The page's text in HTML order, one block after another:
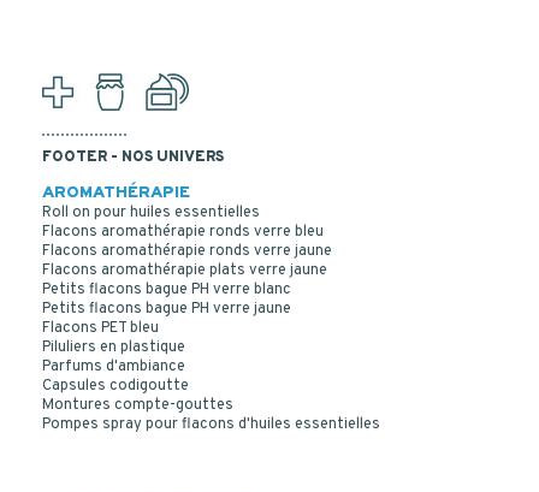
FOOTER - NOS UNIVERS
AROMATHÉRAPIE
Roll on pour huiles essentielles
Flacons aromathérapie ronds verre bleu
Flacons aromathérapie ronds verre jaune
Flacons aromathérapie plats verre jaune
Petits flacons bague PH verre blanc
Petits flacons bague PH verre jaune
Flacons PET bleu
Piluliers en plastique
Parfums d'ambiance
Capsules codigoutte
Montures compte-gouttes
Pompes spray pour flacons d'huiles essentielles